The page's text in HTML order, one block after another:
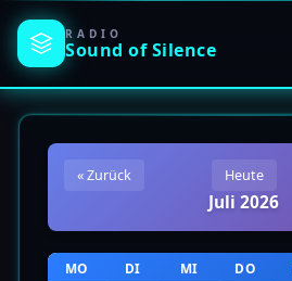
RADIO
Sound ofSilence
« Zurück Heute
Juli 2026
MO DI MI DO